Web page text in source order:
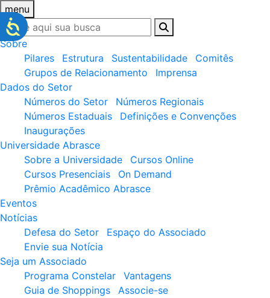
menu
Sobre
Pilares
Estrutura Sustentabilidade
Comitês
Grupos de Relacionamento
Imprensa
Dados do Setor
Números do Setor
Números Regionais
Números Estaduais
Definições e Convenções
Inaugurações
Universidade Abrasce
Sobre a Universidade
Cursos Online
Cursos Presenciais
On Demand
Prêmio Acadêmico Abrasce
Eventos
Notícias
Defesa do Setor
Espaço do Associado
Envie sua Notícia
Seja um Associado
Programa Constelar
Vantagens
Guia de Shoppings
Associe-se